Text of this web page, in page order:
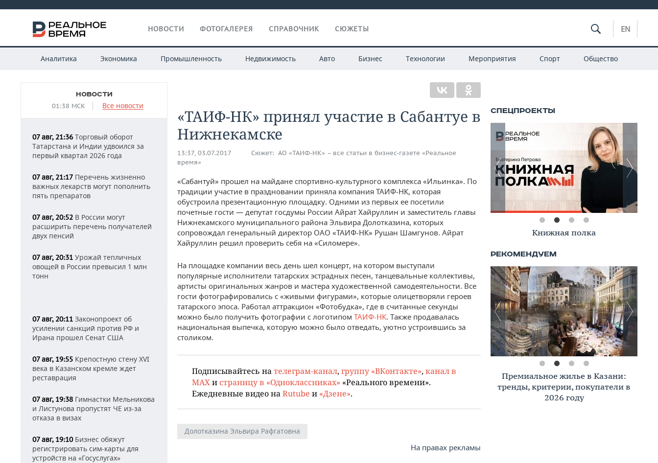
НОВОСТИ ФОТОГАЛЕРЕЯ СПРАВОЧНИК СЮЖЕТЫ EN
Аналитика Экономика Промышленность Недвижимость Авто Бизнес Технологии Мероприятия Спорт Общество
НОВОСТИ
01:38 МСК Все новости
07 авг, 21:36 Торговый оборот
Татарстана и Индии удвоился за
первый квартал 2026 года
07 авг, 21:17 Перечень жизненно
важных лекарств могут пополнить
пять препаратов
07 авг, 20:52 В России могут
расширить перечень получателей
двух пенсий
07 авг, 20:31 Урожай тепличных
овощей в России превысил 1 млн
тонн
07 авг, 20:11 Законопроект об
усилении санкций против РФ и
Ирана прошел Сенат США
07 авг, 19:55 Крепостную стену XVI
века в Казанском кремле ждет
реставрация
07 авг, 19:38 Гимнастки Мельникова
и Листунова пропустят ЧЕ из-за
отказа в визах
07 авг, 19:10Бизнес обяжут
регистрировать сим-карты для
устройств на «Госуслугах»
«ТАИФ-НК» принял участие в Сабантуе в
Нижнекамске
13:37, 03.07.2017 Сюжет: АО «ТАИФ-НК» – все статьи в бизнес-газете «Реальное
время»
«Сабантуй» прошел на майдане спортивно-культурного комплекса «Ильинка». По
традиции участие в праздновании приняла компания ТАИФ-НК, которая
обустроила презентационную площадку. Одними из первых ее посетили
почетные гости — депутат госдумы России Айрат Хайруллин и заместитель главы
Нижнекамского муниципального района Эльвира Долотказина, которых
сопровождал генеральный директор ОАО «ТАИФ-НК» Рушан Шамгунов. Айрат
Хайруллин решил проверить себя на «Силомере».
На площадке компании весь день шел концерт, на котором выступали
популярные исполнители татарских эстрадных песен, танцевальные коллективы,
артисты оригинальных жанров и мастера художественной самодеятельности. Все
гости фотографировались с «живыми фигурами», которые олицетворяли героев
татарского эпоса. Работал аттракцион «Фотобудка», где в считанные секунды
можно было получить фотографии с логотипом ТАИФ-НК. Также продавалась
национальная выпечка, которую можно было отведать, уютно устроившись за
столиком.
Подписывайтесь на телеграм-канал, группу «ВКонтакте», канал в
MAX и страницу в «Одноклассниках» «Реального времени».
Ежедневные видео на Rutube и «Дзене».
Долотказина Эльвира Рафгатовна
На правах рекламы
Книжная полка
Вклад Татарстана в Победу
Премиальное жилье в Казани:
тренды, критерии, покупатели в
2026 году
Азат Зиганшин: «Синергия
власти, бизнеса, граждан и науки
ведет республику к